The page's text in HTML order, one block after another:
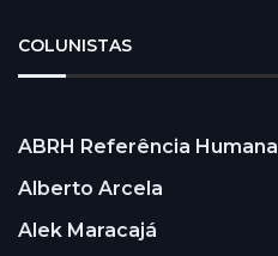
COLUNISTAS
ABRH Referência Humana
Alberto Arcela
Alek Maracajá